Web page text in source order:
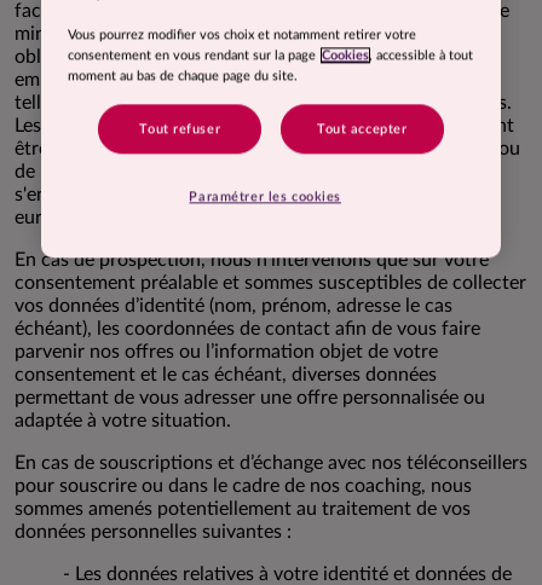
facultative dans le strict respect néanmoins du principe de
minimisation de vos données personnelles : seules sont
obligatoires les données affectées d'un astérisque, ou
empêchant de générer le formulaire ou indiquées comme
telles par le téléconseiller lors des échanges téléphoniques.
Les données personnelles collectées par téléphone peuvent
être collectées par les téléconseillers de COMME J'AIME ou
de prestataires partenaires de COMME J'AIME, lesquels
s'engagent à être en conformité avec la réglementation
européenne et nationale sur les données personnelles.
En cas de prospection, nous n’intervenons que sur votre
consentement préalable et sommes susceptibles de collecter
vos données d’identité (nom, prénom, adresse le cas
échéant), les coordonnées de contact afin de vous faire
parvenir nos offres ou l’information objet de votre
consentement et le cas échéant, diverses données
permettant de vous adresser une offre personnalisée ou
adaptée à votre situation.
En cas de souscriptions et d’échange avec nos téléconseillers
pour souscrire ou dans le cadre de nos coaching, nous
sommes amenés potentiellement au traitement de vos
données personnelles suivantes :
- Les données relatives à votre identité et données de
Vous pourrez modifier vos choix et notamment retirer votre
consentement en vous rendant sur la page Cookies, accessible à tout
moment au bas de chaque page du site.
Tout refuser Tout accepter
Paramétrer les cookies